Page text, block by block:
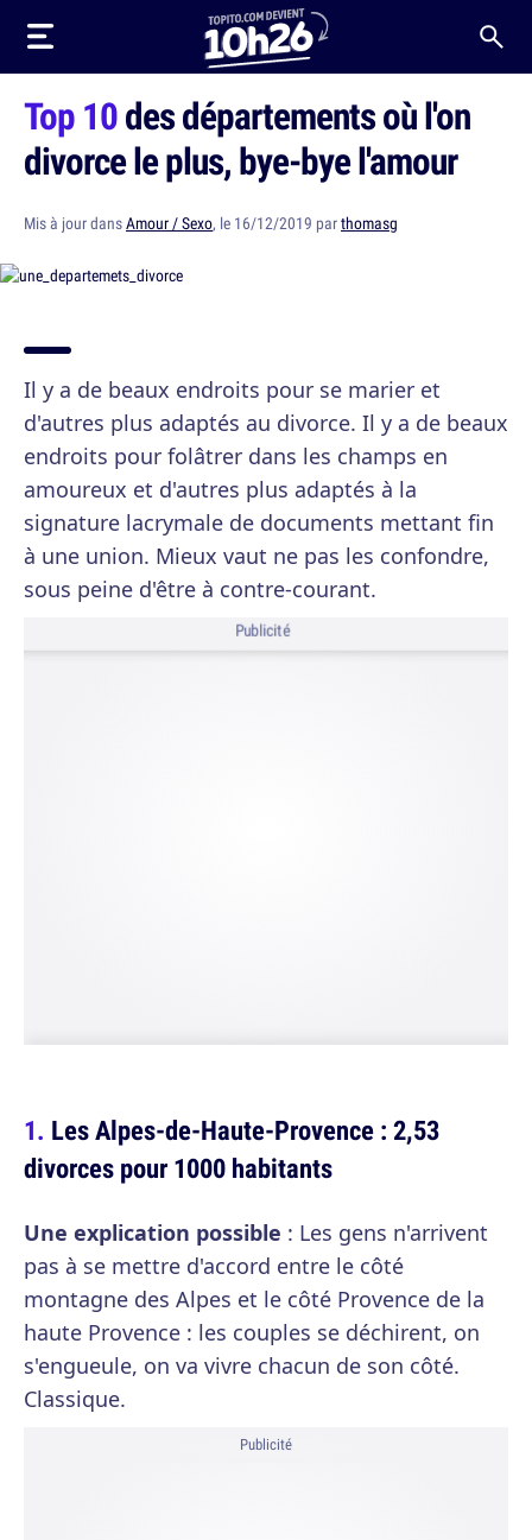
Top 10des départements où l'on
divorce le plus, bye-bye l'amour
Mis à jour dansAmour / Sexo, le 16/12/2019 parthomasg
Il y a de beaux endroits pour se marier et
d'autres plus adaptés au divorce. Il y a de beaux
endroits pour folâtrer dans les champs en
amoureux et d'autres plus adaptés à la
signature lacrymale de documents mettant fin
à une union. Mieux vaut ne pas les confondre,
sous peine d'être à contre-courant.
Publicité
Les Alpes-de-Haute-Provence : 2,53
divorces pour 1000 habitants
Une explication possible : Les gens n'arrivent
pas à se mettre d'accord entre le côté
montagne des Alpes et le côté Provence de la
haute Provence : les couples se déchirent, on
s'engueule, on va vivre chacun de son côté.
Classique.
Publicité